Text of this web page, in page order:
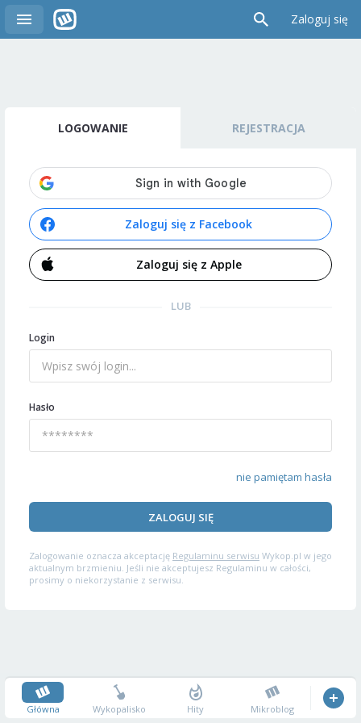
Zaloguj się
LOGOWANIE REJESTRACJA
Zaloguj się z Facebook
Zaloguj się z Apple
LUB
Login
Hasło
nie pamiętam hasła
ZALOGUJ SIĘ
Zalogowanie oznacza akceptację Regulaminu serwisu Wykop.pl w jego
aktualnym brzmieniu. Jeśli nie akceptujesz Regulaminu w całości,
prosimy o niekorzystanie z serwisu.
Główna Wykopalisko Hity Mikroblog